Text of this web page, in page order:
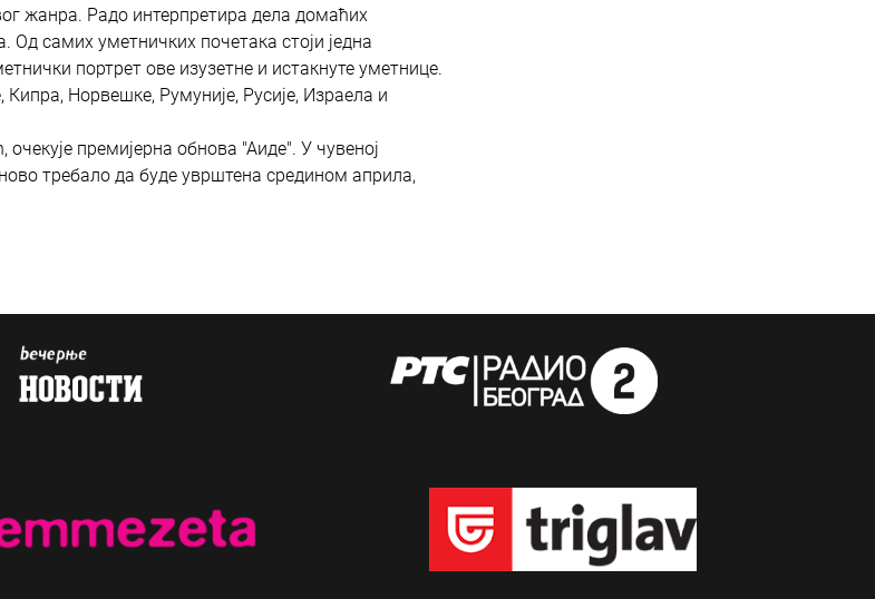
жанра. Радо интерпретира дела домаћих
Од самих уметничких почетака стоји једна
портрет ове изузетне и истакнуте уметнице.
Норвешке, Румуније, Русије, Израела и
очекује премијерна обнова "Аиде". У чувеној
требало да буде уврштена средином априла,